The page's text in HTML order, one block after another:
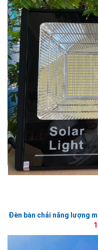
Đèn bàn chải năng lượng